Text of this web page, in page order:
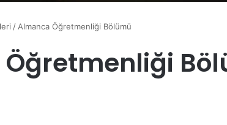
/ Almanca Öğretmenliği Bölümü